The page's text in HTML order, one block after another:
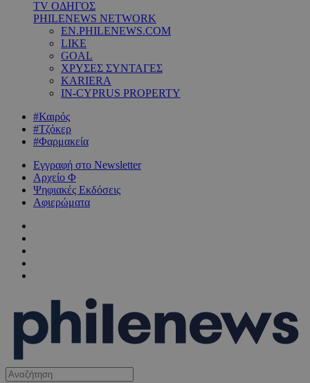
TV ΟΔΗΓΟΣ
PHILENEWS NETWORK
EN.PHILENEWS.COM
LIKE
GOAL
ΧΡΥΣΕΣ ΣΥΝΤΑΓΕΣ
KARIERA
IN-CYPRUS PROPERTY
#Καιρός
#Τζόκερ
#Φαρμακεία
Εγγραφή στο Newsletter
Αρχείο Φ
Ψηφιακές Εκδόσεις
Αφιερώματα